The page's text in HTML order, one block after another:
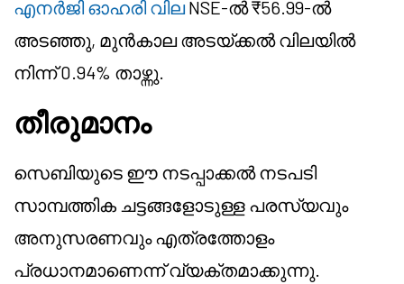
എനർജി ഓഹരി വിലNSE-ൽ ₹56.99-ൽ
അടഞ്ഞു, മുൻകാല അടയ്ക്കൽ വിലയിൽ
നിന്ന് 0.94% താഴ്ന്നു.
തീരുമാനം
സെബിയുടെ ഈ നടപ്പാക്കൽ നടപടി
സാമ്പത്തിക ചട്ടങ്ങളോടുള്ള പരസ്യവും
അനുസരണവും എത്രത്തോളം
പ്രധാനമാണെന്ന് വ്യക്തമാക്കുന്നു.